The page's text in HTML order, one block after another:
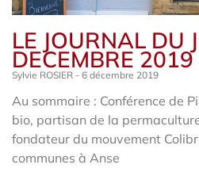
LE JOURNAL DU
DECEMBRE 2019
Sylvie ROSIER 6 décembre 2019
Au sommaire : Conférence de
bio, partisan de la
fondateur du mouvement
communes à Anse